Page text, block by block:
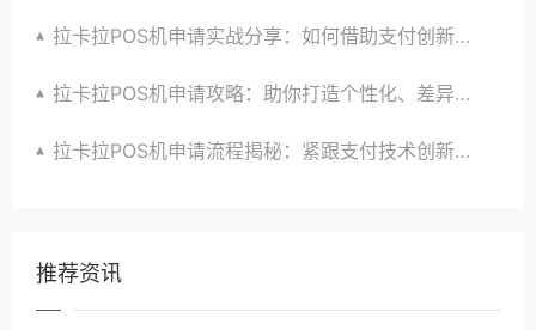
拉卡拉POS机申请实战分享：如何借助支付创新技术提升商户运营效益与效率
拉卡拉POS机申请攻略：助你打造个性化、差异化支付体验以提升竞争力
拉卡拉POS机申请流程揭秘：紧跟支付技术创新步伐，抢占市场先机
推荐资讯